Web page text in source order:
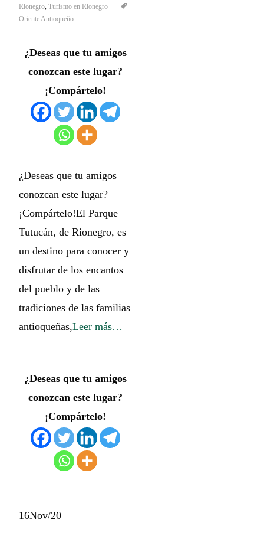
Rionegro Turismo en Rionegro
Oriente Antioqueño
¿Deseas que tu amigos
conozcan este lugar?
¡Compártelo!
¿Deseas que tu amigos
conozcan este lugar?
¡Compártelo!El Parque
Tutucán, de Rionegro, es
un destino para conocer y
disfrutar de los encantos
del pueblo y de las
tradiciones de las familias
antioqueñas,Leer más…
¿Deseas que tu amigos
conozcan este lugar?
¡Compártelo!
16Nov/20